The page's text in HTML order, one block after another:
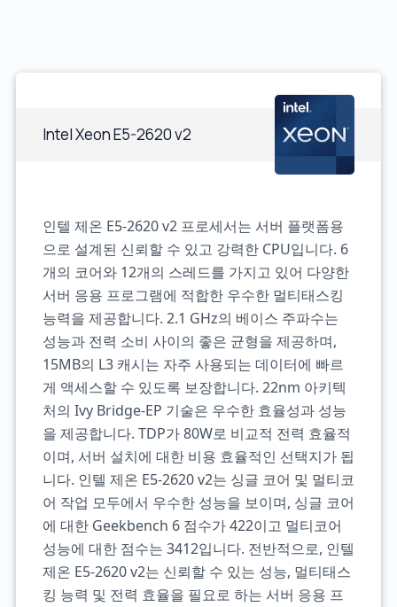
Intel Xeon E5-2620 v2
인텔 제온 E5-2620 v2 프로세서는 서버 플랫폼용
으로 설계된 신뢰할 수 있고 강력한 CPU입니다. 6
개의 코어와 12개의 스레드를 가지고 있어 다양한
서버 응용 프로그램에 적합한 우수한 멀티태스킹
능력을 제공합니다. 2.1 GHz의 베이스 주파수는
성능과 전력 소비 사이의 좋은 균형을 제공하며,
15MB의 L3 캐시는 자주 사용되는 데이터에 빠르
게 액세스할 수 있도록 보장합니다. 22nm 아키텍
처의 Ivy Bridge-EP 기술은 우수한 효율성과 성능
을 제공합니다. TDP가 80W로 비교적 전력 효율적
이며, 서버 설치에 대한 비용 효율적인 선택지가 됩
니다. 인텔 제온 E5-2620 v2는 싱글 코어 및 멀티코
어 작업 모두에서 우수한 성능을 보이며, 싱글 코어
에 대한 Geekbench 6 점수가 422이고 멀티코어
성능에 대한 점수는 3412입니다. 전반적으로, 인텔
제온 E5-2620 v2는 신뢰할 수 있는 성능, 멀티태스
킹 능력 및 전력 효율을 필요로 하는 서버 응용 프